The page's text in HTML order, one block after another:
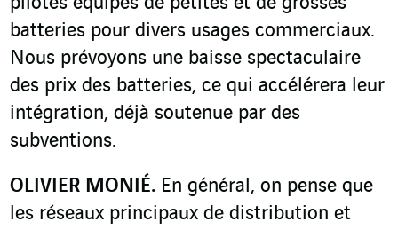
batteries pour divers usages commerciaux.
Nous prévoyons une baisse spectaculaire
des prix des batteries, ce qui accélérera leur
intégration, déjà soutenue par des
subventions.
OLIVIER MONIÉ. En général, on pense que
les réseaux principaux de distribution et